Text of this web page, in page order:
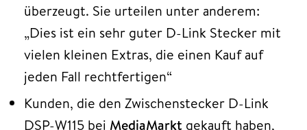
überzeugt. Sie urteilen unter anderem:
„Dies ist ein sehr guter D-Link Stecker mit
vielen kleinen Extras, die einen Kauf auf
jeden Fall rechtfertigen“
Kunden, die den Zwischenstecker D-Link
DSP-W115 bei MediaMarkt gekauft haben,